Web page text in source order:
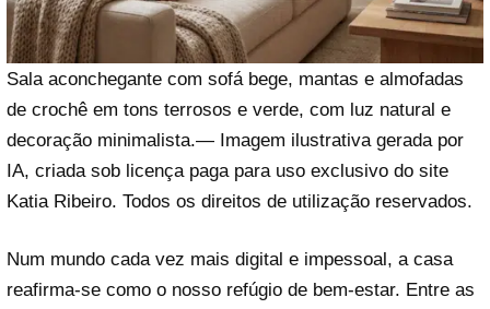
Sala aconchegante com sofá bege, mantas e almofadas
de crochê em tons terrosos e verde, com luz natural e
decoração minimalista.— Imagem ilustrativa gerada por
IA, criada sob licença paga para uso exclusivo do site
Katia Ribeiro. Todos os direitos de utilização reservados.
Num mundo cada vez mais digital e impessoal, a casa
reafirma-se como o nosso refúgio de bem-estar. Entre as